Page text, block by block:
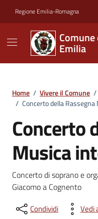
Regione Emilia-Romagna
Emilia
Home / Vivere il Comune /
/ Concerto della
Concerto
Musica
Concerto di soprano e
Giacomo a Cognento
Condividi Vedi